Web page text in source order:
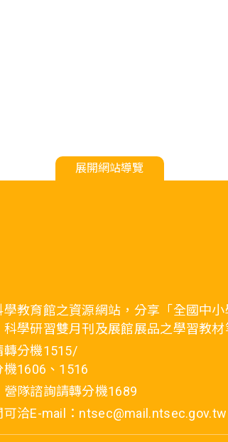
展開網站導覽
教育館之資源網站，分享「全國中
學研習雙月刊及展館展品之學習教材
轉分機1515/
1606、1516
隊諮詢請轉分機1689
洽E-mail：ntsec@mail.ntsec.gov.tw